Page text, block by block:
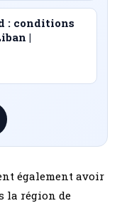
: conditions
|
également avoir
la région de